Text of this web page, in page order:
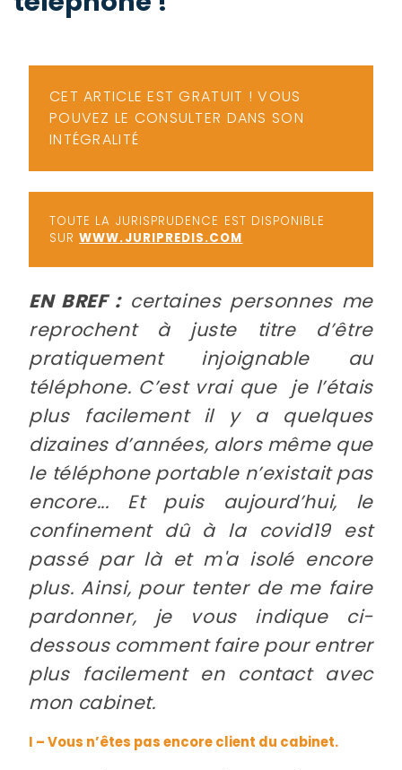
CET ARTICLE EST GRATUIT ! VOUS
POUVEZ LE CONSULTER DANS SON
INTÉGRALITÉ
TOUTE LA JURISPRUDENCE EST DISPONIBLE
SURWWW.JURIPREDIS.COM
EN BREF :certaines personnes me
reprochent à juste titre d’être
pratiquement injoignable au
téléphone. C’est vrai que je l’étais
plus facilement il y a quelques
dizaines d’années, alors même que
le téléphone portable n’existait pas
encore... Et puis aujourd’hui, le
confinement dû à la covid19 est
passé par là et m'a isolé encore
plus. Ainsi, pour tenter de me faire
pardonner, je vous indique ci-
dessous comment faire pour entrer
plus facilement en contact avec
mon cabinet.
I – Vous n’êtes pas encore client du cabinet.